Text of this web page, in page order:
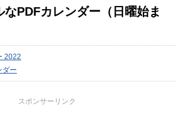
PDFカレンダー（日曜始ま
2022
ダー
スポンサーリンク